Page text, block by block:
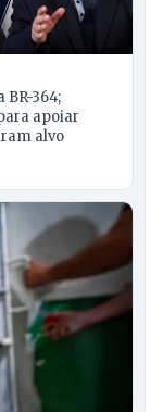
364;
apoiar
alvo